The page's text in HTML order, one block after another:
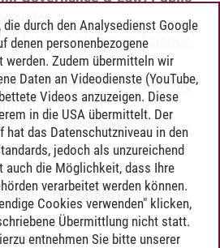
-
-Connecting Science,
Society
Governance & Law: Public
-
-Connecting Science,
Society
(SEMINAR)
durch den Analysedienst Google
denen personenbezogene
werden. Zudem übermitteln wir
Daten an Videodienste (YouTube,
Videos anzuzeigen. Diese
in die USA übermittelt. Der
hat das Datenschutzniveau in den
jedoch als unzureichend
auch die Möglichkeit, dass Ihre
verarbeitet werden können.
Cookies verwenden" klicken,
Übermittlung nicht statt.
entnehmen Sie bitte unserer